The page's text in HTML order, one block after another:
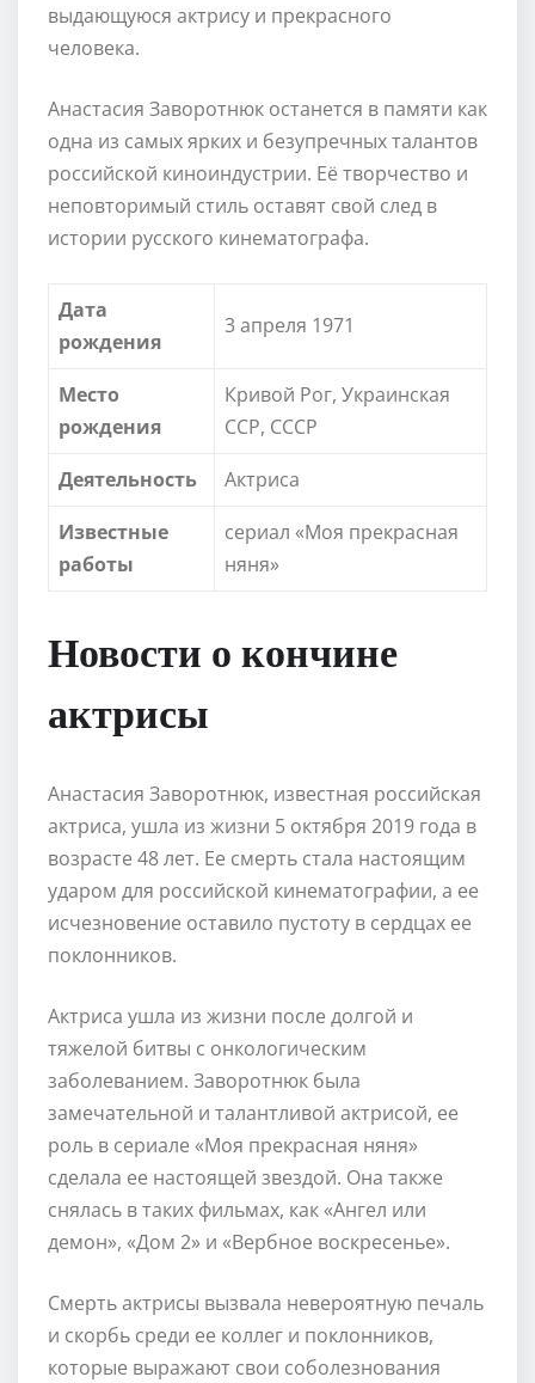
выдающуюся актрису и прекрасного
человека.
Анастасия Заворотнюк останется в памяти как
одна из самых ярких и безупречных талантов
российской киноиндустрии. Её творчество и
неповторимый стиль оставят свой след в
истории русского кинематографа.
Дата
рождения
3 апреля 1971
Место
рождения
Кривой Рог, Украинская
ССР, СССР
Деятельность
Актриса
Известные
работы
сериал «Моя прекрасная
няня»
Новости о кончине
актрисы
Анастасия Заворотнюк, известная российская
актриса, ушла из жизни 5 октября 2019 года в
возрасте 48 лет. Ее смерть стала настоящим
ударом для российской кинематографии, а ее
исчезновение оставило пустоту в сердцах ее
поклонников.
Актриса ушла из жизни после долгой и
тяжелой битвы с онкологическим
заболеванием. Заворотнюк была
замечательной и талантливой актрисой, ее
роль в сериале «Моя прекрасная няня»
сделала ее настоящей звездой. Она также
снялась в таких фильмах, как «Ангел или
демон», «Дом 2» и «Вербное воскресенье».
Смерть актрисы вызвала невероятную печаль
и скорбь среди ее коллег и поклонников,
которые выражают свои соболезнования